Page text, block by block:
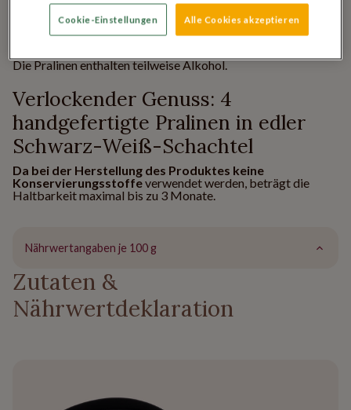
die Meister Ihres Fachs sind!
Abgerundet wird das Ganze durch die elegante Schachtel in
Die Pralinen enthalten teilweise Alkohol.
Verlockender Genuss: 4
handgefertigte Pralinen in edler
Schwarz-Weiß-Schachtel
Da bei der Herstellung des Produktes keine
Konservierungsstoffeverwendet werden, beträgt die
Haltbarkeit maximal bis zu 3 Monate.
Nährwertangaben je 100 g
Zutaten &
Nährwertdeklaration
Cookie-Einstellungen Alle Cookies akzeptieren